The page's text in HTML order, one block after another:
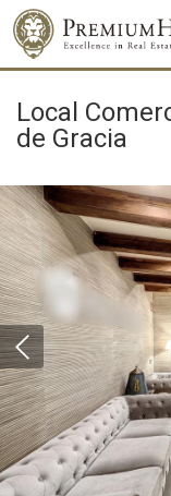
Local
de Gracia